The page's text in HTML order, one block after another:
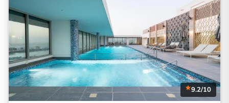
9.2/10